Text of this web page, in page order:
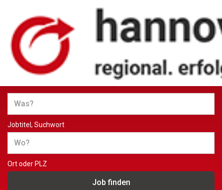
Jobs und Stellenangebote in
Hannover
Jobtitel, Suchwort
Ort oder PLZ